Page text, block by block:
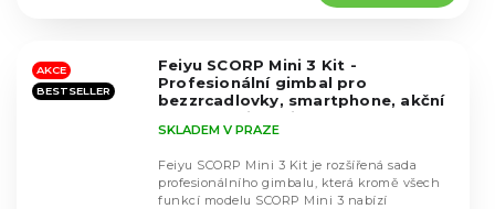
hvězdiček.
AKCE
BESTSELLER
Feiyu SCORP Mini 3 Kit -
Profesionální gimbal pro
bezzrcadlovky, smartphone, akční
Nejnovější model 2026
SKLADEM V PRAZE
Feiyu SCORP Mini 3 Kit je rozšířená sada
profesionálního gimbalu, která kromě všech
funkcí modelu SCORP Mini 3 nabízí